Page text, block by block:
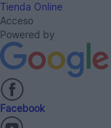
Tienda Online
Acceso
Powered by
Facebook